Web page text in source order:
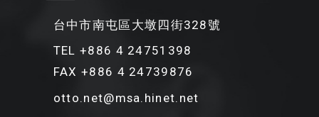
台中市南屯區大墩四街328號
TEL +886 4 24751398
FAX +886 4 24739876
otto.net@msa.hinet.net